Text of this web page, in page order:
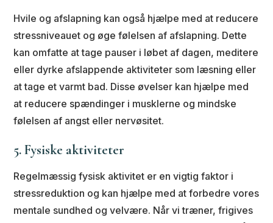
Hvile og afslapning kan også hjælpe med at reducere
stressniveauet og øge følelsen af afslapning. Dette
kan omfatte at tage pauser i løbet af dagen, meditere
eller dyrke afslappende aktiviteter som læsning eller
at tage et varmt bad. Disse øvelser kan hjælpe med
at reducere spændinger i musklerne og mindske
følelsen af angst eller nervøsitet.
5. Fysiske aktiviteter
Regelmæssig fysisk aktivitet er en vigtig faktor i
stressreduktion og kan hjælpe med at forbedre vores
mentale sundhed og velvære. Når vi træner, frigives